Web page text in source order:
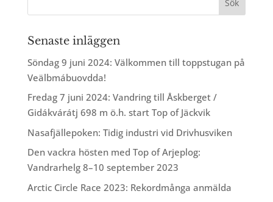
Senaste inläggen
Söndag 9 juni 2024: Välkommen till toppstugan på
Veälbmábuovdda!
Fredag 7 juni 2024: Vandring till Åskberget /
Gidákvárátj 698 m ö.h. start Top of Jäckvik
Nasafjällepoken: Tidig industri vid Drivhusviken
Den vackra hösten med Top of Arjeplog:
Vandrarhelg 8–10 september 2023
Arctic Circle Race 2023: Rekordmånga anmälda